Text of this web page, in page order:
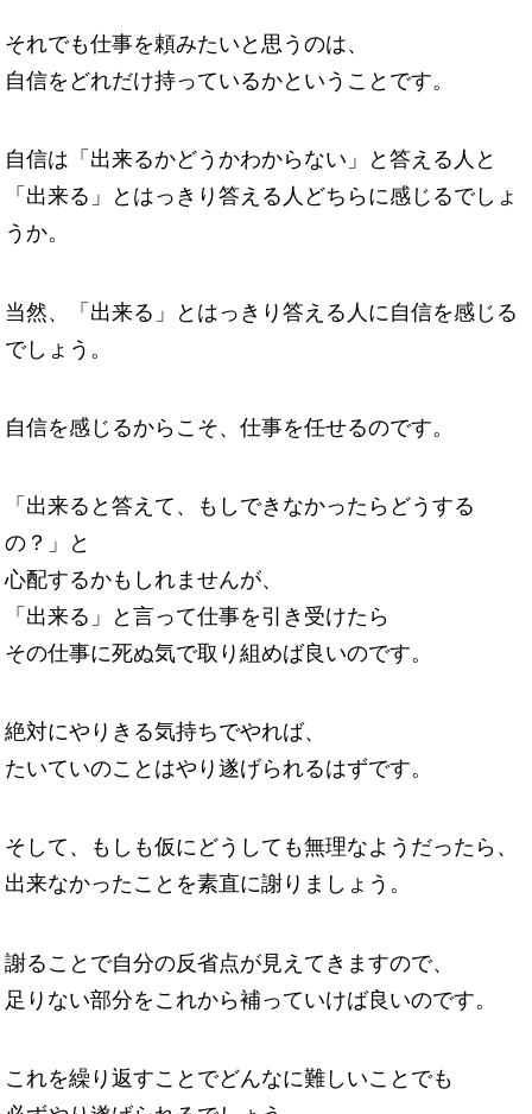
それでも仕事を頼みたいと思うのは、
自信をどれだけ持っているかということです。
自信は「出来るかどうかわからない」と答える人と
「出来る」とはっきり答える人どちらに感じるでしょ
うか。
当然、「出来る」とはっきり答える人に自信を感じる
でしょう。
自信を感じるからこそ、仕事を任せるのです。
「出来ると答えて、もしできなかったらどうする
の？」と
心配するかもしれませんが、
「出来る」と言って仕事を引き受けたら
その仕事に死ぬ気で取り組めば良いのです。
絶対にやりきる気持ちでやれば、
たいていのことはやり遂げられるはずです。
そして、もしも仮にどうしても無理なようだったら、
出来なかったことを素直に謝りましょう。
謝ることで自分の反省点が見えてきますので、
足りない部分をこれから補っていけば良いのです。
これを繰り返すことでどんなに難しいことでも